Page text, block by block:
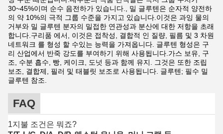
30~45%이며 순수 음전하가 있습니다., 밀 글루텐은 순자적 양전하
의 약 10%의 극적 그룹 수준을 가지고 있습니다.이것은 과잉 물의
거부와 밀 글루텐 분자의 밀접한 연관성과 분산에 대한 저항을 초래
합니다.구리품 에서, 이것은 접착성, 결합적 인 질량, 필름 및 3 차원
네트워크 를 형성 할 수있는 능력을 가져옵니다. 글루텐 형성은 구
리 산업에서 반죽 강도를 부여하기 위해 사용됩니다.가스 보유, 구
조, 수분 흡수, 빵, 케이크, 도넛 등과 함께 유지. 그것은 또한 조립
보조, 결합제, 필러 및 태블릿 보조로 사용됩니다. 글루텐; 필수 밀
글루텐 참조.
FAQ
1지불 조건은 뭐죠?